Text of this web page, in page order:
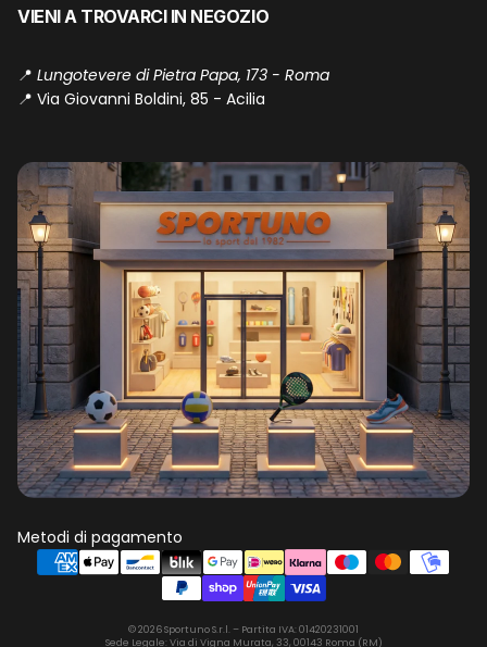
VIENI A TROVARCI IN NEGOZIO
📍 Lungotevere di Pietra Papa, 173 - Roma
📍 Via Giovanni Boldini, 85 - Acilia
Metodi di pagamento
© 2026 Sportuno S.r.l. – Partita IVA: 01420231001
Sede Legale: Via di Vigna Murata, 33, 00143 Roma (RM)